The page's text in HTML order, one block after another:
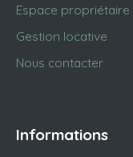
Espace propriétaire
Gestion locative
Nous contacter
Informations